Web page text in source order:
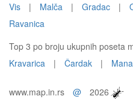
Vis
| Malča | Gradac |
Ravanica
Top 3 po broju ukupnih poseta
Kravarica
| Čardak |
www.map.in.rs @ 2026